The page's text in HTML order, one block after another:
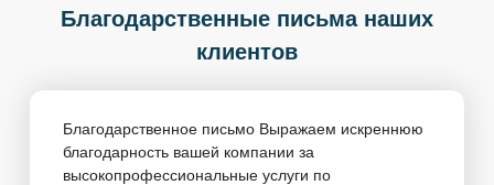
Благодарственные письма наших
клиентов
Благодарственное письмо Выражаем искреннюю
благодарность вашей компании за
высокопрофессиональные услуги по